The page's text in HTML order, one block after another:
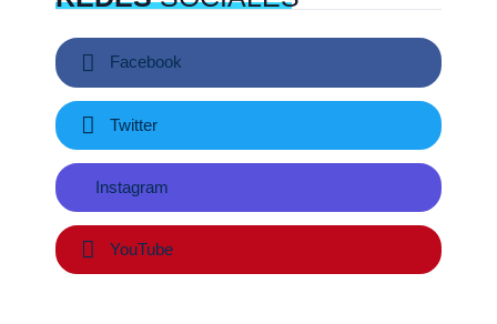
Facebook
Twitter
Instagram
YouTube